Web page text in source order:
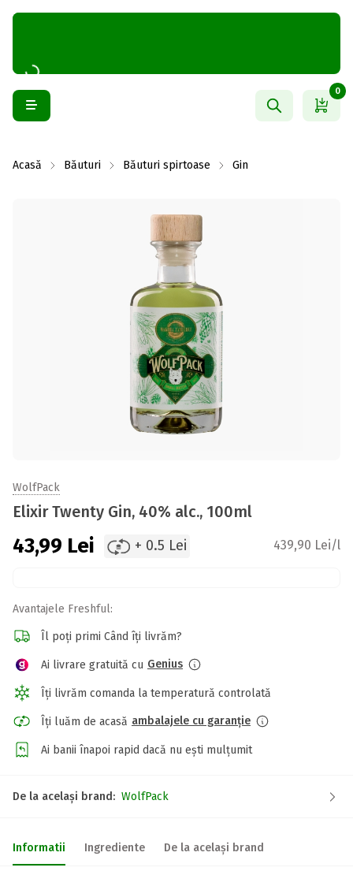
0
Acasă Băuturi Băuturi spirtoase Gin
WolfPack
Elixir Twenty Gin, 40% alc., 100ml
43,99 Lei + 0.5 Lei 439,90 Lei/l
Avantajele Freshful:
Îl poți primi Când îți livrăm?
Ai livrare gratuită cu Genius
Îți livrăm comanda la temperatură controlată
Îți luăm de acasă ambalajele cu garanție
Ai banii înapoi rapid dacă nu ești mulțumit
De la același brand: WolfPack
Informatii Ingrediente De la același brand